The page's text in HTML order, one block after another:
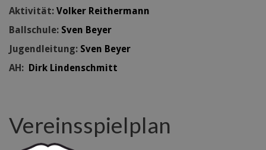
Aktivität: Volker Reithermann
Ballschule: Sven Beyer
Jugendleitung: Sven Beyer
AH: Dirk Lindenschmitt
Vereinsspielplan